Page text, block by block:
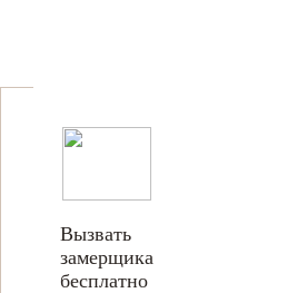
Вызвать
замерщика
бесплатно